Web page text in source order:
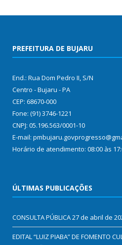
PREFEITURA DE BUJARU
End.: Rua Dom Pedro II, S/N
Centro - Bujaru - PA
CEP: 68670-000
Fone: (91) 3746-1221
CNPJ: 05.196.563/0001-10
E-mail:
Horário de atendimento: 08:00 às
ÚLTIMAS PUBLICAÇÕES
CONSULTA PÚBLICA27 de abril de
EDITAL “LUIZ PIABA” DE FOMENTO